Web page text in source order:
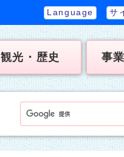
Language サ
観光・歴史 事